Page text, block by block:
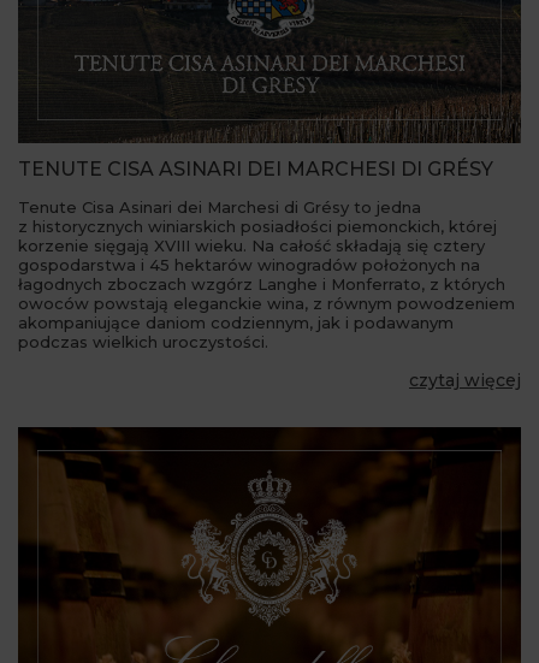
TENUTE CISA ASINARI DEI MARCHESI DI GRÉSY
Tenute Cisa Asinari dei Marchesi di Grésy to jedna
z historycznych winiarskich posiadłości piemonckich, której
korzenie sięgają XVIII wieku. Na całość składają się cztery
gospodarstwa i 45 hektarów winogradów położonych na
łagodnych zboczach wzgórz Langhe i Monferrato, z których
owoców powstają eleganckie wina, z równym powodzeniem
akompaniujące daniom codziennym, jak i podawanym
podczas wielkich uroczystości.
czytaj więcej